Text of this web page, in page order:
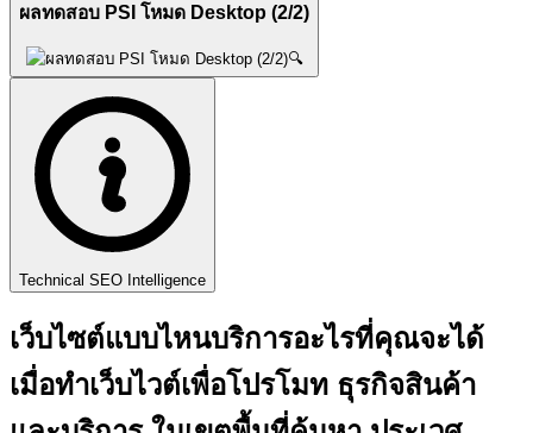
ผลทดสอบ PSI โหมด Desktop (2/2)
🔍
Technical SEO Intelligence
เว็บไซต์แบบไหนบริการอะไรที่คุณจะได้
เมื่อทำเว็บไวต์เพื่อโปรโมท ธุรกิจสินค้า